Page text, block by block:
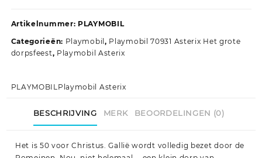
Artikelnummer: PLAYMOBIL
Categorieën: Playmobil , Playmobil 70931 Asterix Het grote
dorpsfeest, Playmobil Asterix
PLAYMOBILPlaymobil Asterix
BESCHRIJVING MERK BEOORDELINGEN (0)
Het is 50 voor Christus. Gallië wordt volledig bezet door de